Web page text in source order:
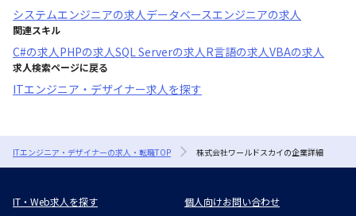
システムエンジニアの求人 データベースエンジニアの求人
関連スキル
C#の求人 PHPの求人SQL Serverの求人 R言語の求人VBAの求人
求人検索ページに戻る
ITエンジニア・デザイナー求人を探す
ITエンジニア・デザイナーの求人・転職TOP 株式会社ワールドスカイの企業詳細
IT・Web求人を探す 個人向けお問い合わせ